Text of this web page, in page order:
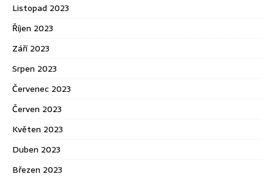
Listopad 2023
Říjen 2023
Září 2023
Srpen 2023
Červenec 2023
Červen 2023
Květen 2023
Duben 2023
Březen 2023